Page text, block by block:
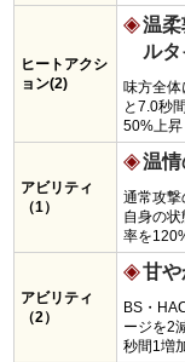
ヒートアクシ
ョン(2)
温
ルタ
味方全
と7.0秒
50%上昇
アビリティ
（1）
温
通常攻
自身の
率を
アビリティ
（2）
甘
BS・
ージを2
秒間1増